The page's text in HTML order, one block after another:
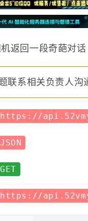
机返回一段奇葩对话
联系相关负责人沟
https://
JSON
GET
https://